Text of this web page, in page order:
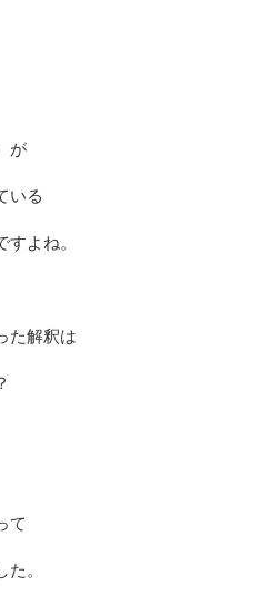
が
いる
よね。
た解釈は
て
。